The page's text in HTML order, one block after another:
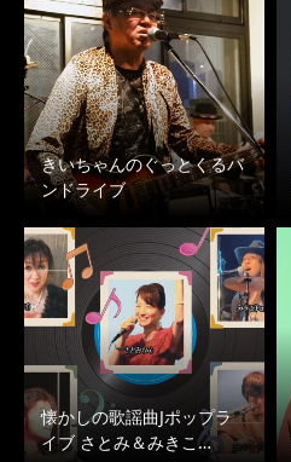
きいちゃんのぐっとくるバ
ンドライブ
懐かしの歌謡曲Jポップラ
イブ さとみ＆みきこ…